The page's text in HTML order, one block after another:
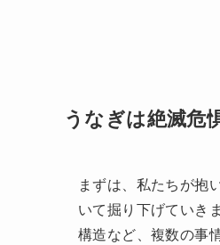
うなぎは絶滅危
まずは、私たちが抱
いて掘り下げていき
構造など、複数の事